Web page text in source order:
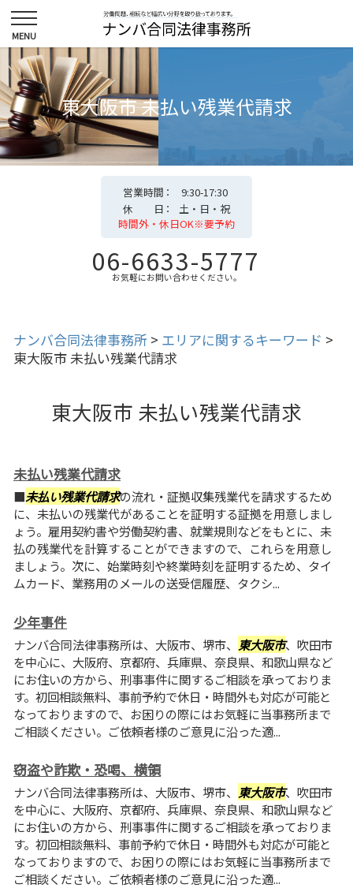
東大阪市 未払い残業代請求
営業時間
9:30-17:30
休 日
土・日・祝
時間外・休日OK※要予約
06-6633-5777
お気軽にお問い合わせください。
ナンバ合同法律事務所 > エリアに関するキーワード >
東大阪市 未払い残業代請求
東大阪市 未払い残業代請求
未払い残業代請求
■未払い残業代請求の流れ・証拠収集残業代を請求するため
に、未払いの残業代があることを証明する証拠を用意しまし
ょう。雇用契約書や労働契約書、就業規則などをもとに、未
払の残業代を計算することができますので、これらを用意し
ましょう。次に、始業時刻や終業時刻を証明するため、タイ
ムカード、業務用のメールの送受信履歴、タクシ...
少年事件
ナンバ合同法律事務所は、大阪市、堺市、 東大阪市、吹田市
を中心に、大阪府、京都府、兵庫県、奈良県、和歌山県など
にお住いの方から、刑事事件に関するご相談を承っておりま
す。初回相談無料、事前予約で休日・時間外も対応が可能と
なっておりますので、お困りの際にはお気軽に当事務所まで
ご相談ください。ご依頼者様のご意見に沿った適...
窃盗や詐欺・恐喝、横領
ナンバ合同法律事務所は、大阪市、堺市、 東大阪市、吹田市
を中心に、大阪府、京都府、兵庫県、奈良県、和歌山県など
にお住いの方から、刑事事件に関するご相談を承っておりま
す。初回相談無料、事前予約で休日・時間外も対応が可能と
なっておりますので、お困りの際にはお気軽に当事務所まで
ご相談ください。ご依頼者様のご意見に沿った適...